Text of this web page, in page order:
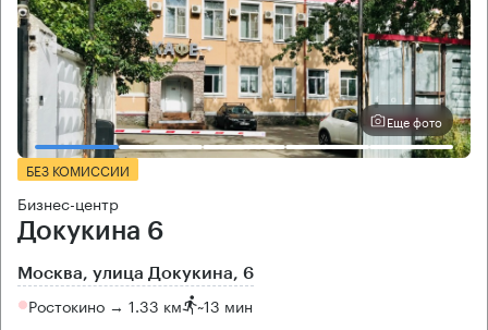
Еще фото
БЕЗ КОМИССИИ
Бизнес-центр
Докукина 6
Москва, улица Докукина, 6
Ростокино → 1.33 км ~13 мин